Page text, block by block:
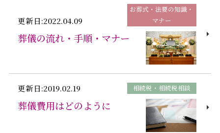
更新日:2022.04.09
お葬式・法要の知識・
マナー
葬儀の流れ・手順・マナー
更新日:2019.02.19 相続税・相続税相談
葬儀費用はどのように